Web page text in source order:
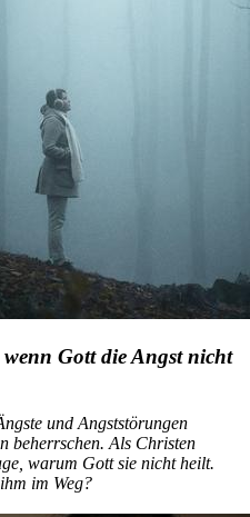
Gott die Angst nicht
und Angststörungen
beherrschen. Als Christen
warum Gott sie nicht heilt.
im Weg?